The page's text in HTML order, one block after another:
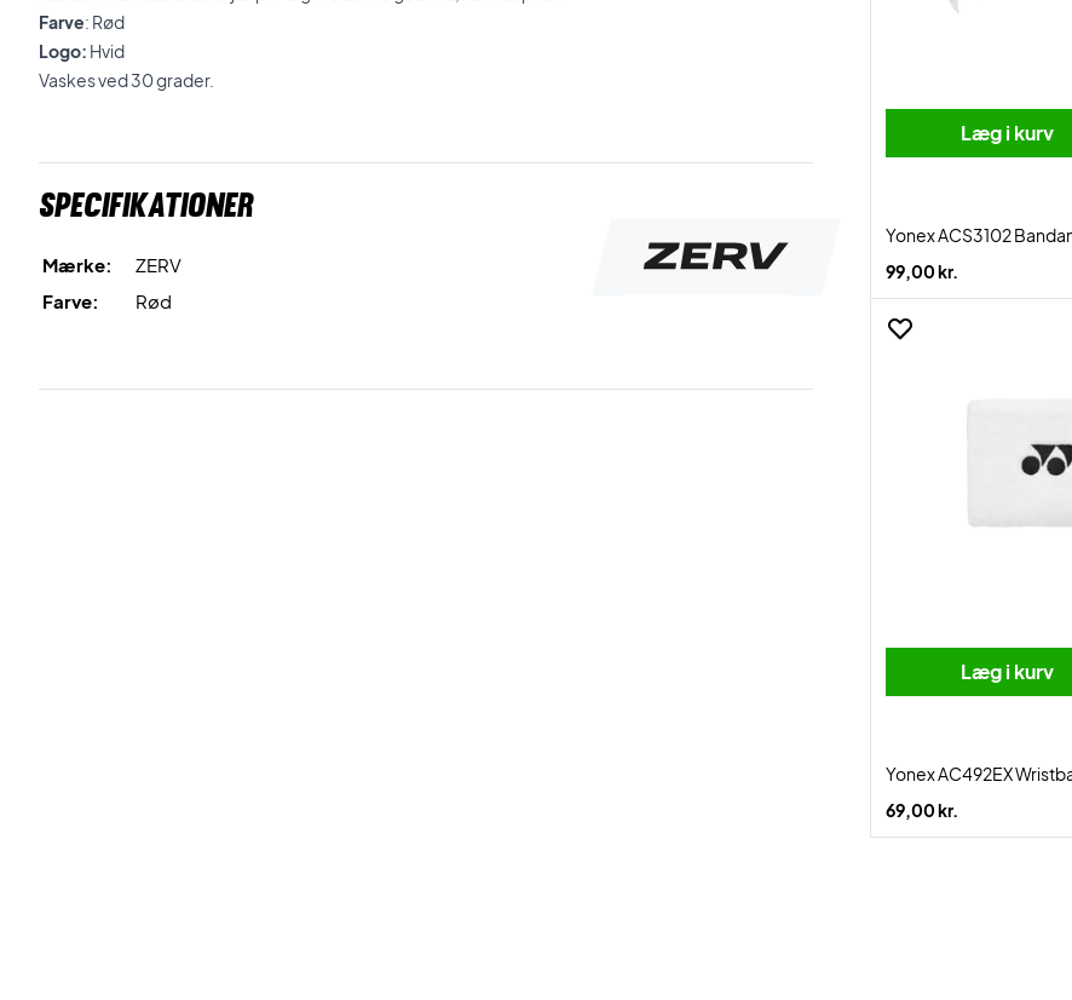
Farve: Rød
Logo: Hvid
Vaskes ved 30 grader.
Specifikationer
Mærke:
ZERV
Farve:
Rød
Læg i kurv
Yonex ACS3102
99,00 kr.
Læg i kurv
Yonex AC492EX
69,00 kr.